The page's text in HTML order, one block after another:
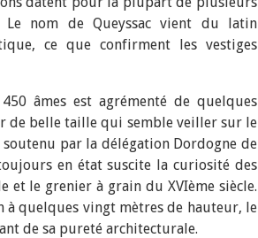
nom de Queyssac vient du latin
ce que confirment les vestiges
âmes est agrémenté de quelques
de belle taille qui semble veiller sur le
par la délégation Dordogne de
en état suscite la curiosité des
et le grenier à grain du XVIème siècle.
quelques vingt mètres de hauteur, le
de sa pureté architecturale.